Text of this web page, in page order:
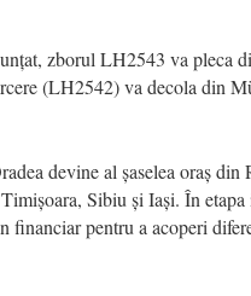
zborul LH2543 va pleca
(LH2542) va decola din
devine al șaselea oraș
Sibiu și Iași. În
financiar pentru a acoperi